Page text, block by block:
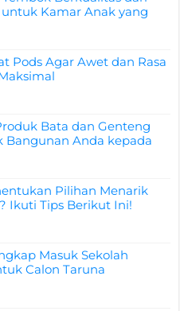
Kamar Anak yang
Pods Agar Awet dan Rasa
Bata dan Genteng
Bangunan Anda kepada
Pilihan Menarik
Ikuti Tips Berikut Ini!
Masuk Sekolah
Calon Taruna